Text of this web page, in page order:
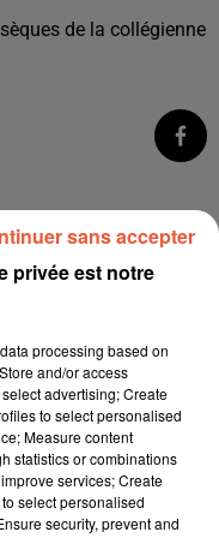
de la collégienne
privée est notre
processing based on
and/or access
advertising; Create
to select personalised
Measure content
statistics or combinations
services; Create
select personalised
security, prevent and
sans accepter